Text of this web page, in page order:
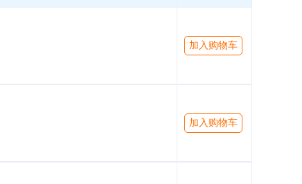
加入购物车
加入购物车